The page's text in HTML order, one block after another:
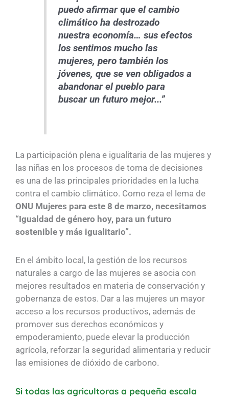
puedo afirmar que el cambio
climático ha destrozado
nuestra economía… sus efectos
los sentimos mucho las
mujeres, pero también los
jóvenes, que se ven obligados a
abandonar el pueblo para
buscar un futuro mejor...”
La participación plena e igualitaria de las mujeres y
las niñas en los procesos de toma de decisiones
es una de las principales prioridades en la lucha
contra el cambio climático. Como reza el lema de
ONU Mujeres para este 8 de marzo, necesitamos
“Igualdad de género hoy, para un futuro
sostenible y más igualitario”.
En el ámbito local, la gestión de los recursos
naturales a cargo de las mujeres se asocia con
mejores resultados en materia de conservación y
gobernanza de estos. Dar a las mujeres un mayor
acceso a los recursos productivos, además de
promover sus derechos económicos y
empoderamiento, puede elevar la producción
agrícola, reforzar la seguridad alimentaria y reducir
las emisiones de dióxido de carbono.
Si todas las agricultoras a pequeña escala